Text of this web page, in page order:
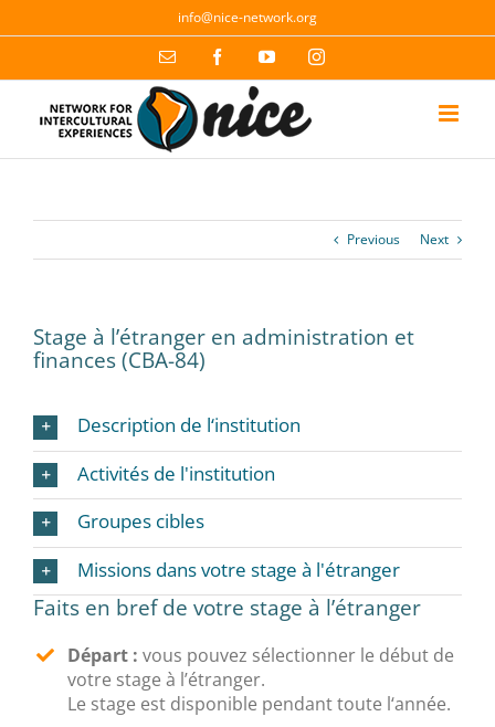
to
info@nice-network.org
Email FacebookYouTubeInstagram
Previous Next
Stage à l’étranger en administration et
finances (CBA-84)
Description de l‘institution
Activités de l'institution
Groupes cibles
Missions dans votre stage à l'étranger
Faits en bref de votre stage à l’étranger
Départ : vous pouvez sélectionner le début de
votre stage à l’étranger.
Le stage est disponible pendant toute l‘année.